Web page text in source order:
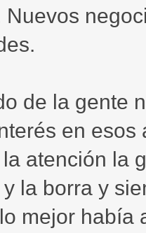
Nuevos
de la gente
en esos
atención la
la borra y
mejor había